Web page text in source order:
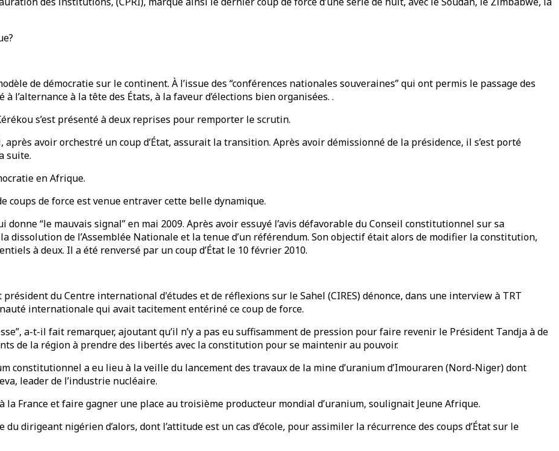
de démocratie sur le continent. À l’issue des “conférences nationales souveraines” qui ont permis le passage des
l’alternance à la tête des États, à la faveur d’élections bien organisées. .
s’est présenté à deux reprises pour remporter le scrutin.
avoir orchestré un coup d’État, assurait la transition. Après avoir démissionné de la présidence, il s’est porté
suite.
en Afrique.
coups de force est venue entraver cette belle dynamique.
donne “le mauvais signal” en mai 2009. Après avoir essuyé l’avis défavorable du Conseil constitutionnel sur sa
de l’Assemblée Nationale et la tenue d’un référendum. Son objectif était alors de modifier la constitution,
à deux. Il a été renversé par un coup d’État le 10 février 2010.
du Centre international d'études et de réflexions sur le Sahel (CIRES) dénonce, dans une interview à TRT
internationale qui avait tacitement entériné ce coup de force.
a-t-il fait remarquer, ajoutant qu’il n’y a pas eu suffisamment de pression pour faire revenir le Président Tandja à de
de la région à prendre des libertés avec la constitution pour se maintenir au pouvoir.
constitutionnel a eu lieu à la veille du lancement des travaux de la mine d’uranium d’Imouraren (Nord-Niger) dont
leader de l’industrie nucléaire.
France et faire gagner une place au troisième producteur mondial d’uranium, soulignait Jeune Afrique.
du dirigeant nigérien d’alors, dont l’attitude est un cas d’école, pour assimiler la récurrence des coups d’État sur le